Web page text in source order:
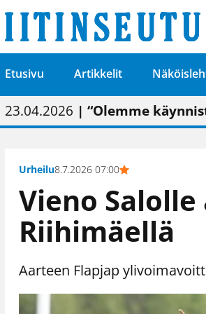
Etusivu Artikkelit
01.02.2026 | Painon
05.02.2026 | Uudistettu
23.04.2026 | “Olemme
09.05.2026| "Maalla on
Urheilu8.7.2026 07:00
Vieno
Riihimäellä
Aarteen Flapjap